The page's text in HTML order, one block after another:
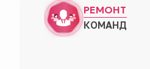
РЕМОНТ
КОМАНД